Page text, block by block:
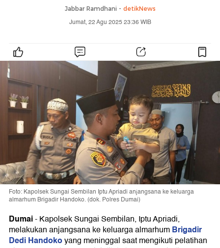
Jabbar Ramdhani - detikNews
Jumat, 22 Agu 2025 23:36 WIB
Foto: Kapolsek Sungai Sembilan Iptu Apriadi anjangsana ke keluarga
almarhum Brigadir Handoko. (dok. Polres Dumai)
Dumai-Kapolsek Sungai Sembilan, Iptu Apriadi,
melakukan anjangsana ke keluarga almarhumBrigadir
Dedi Handokoyang meninggal saat mengikuti pelatihan